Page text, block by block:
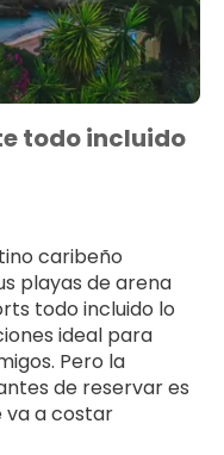
todo incluido
caribeño
playas de arena
todo incluido lo
ideal para
Pero la
de reservar es
va a costar